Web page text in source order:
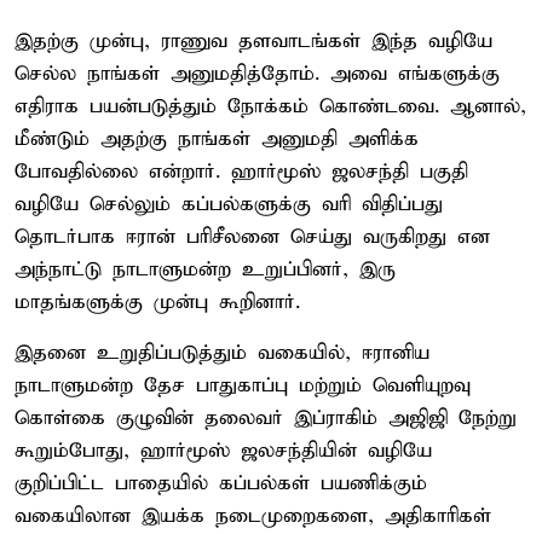
இதற்கு முன்பு, ராணுவ தளவாடங்கள் இந்த வழியே
செல்ல நாங்கள் அனுமதித்தோம். அவை எங்களுக்கு
எதிராக பயன்படுத்தும் நோக்கம் கொண்டவை. ஆனால்,
மீண்டும் அதற்கு நாங்கள் அனுமதி அளிக்க
போவதில்லை என்றார். ஹார்மூஸ் ஜலசந்தி பகுதி
வழியே செல்லும் கப்பல்களுக்கு வரி விதிப்பது
தொடர்பாக ஈரான் பரிசீலனை செய்து வருகிறது என
அந்நாட்டு நாடாளுமன்ற உறுப்பினர், இரு
மாதங்களுக்கு முன்பு கூறினார்.
இதனை உறுதிப்படுத்தும் வகையில், ஈரானிய
நாடாளுமன்ற தேச பாதுகாப்பு மற்றும் வெளியுறவு
கொள்கை குழுவின் தலைவர் இப்ராகிம் அஜிஜி நேற்று
கூறும்போது, ஹார்மூஸ் ஜலசந்தியின் வழியே
குறிப்பிட்ட பாதையில் கப்பல்கள் பயணிக்கும்
வகையிலான இயக்க நடைமுறைகளை, அதிகாரிகள்